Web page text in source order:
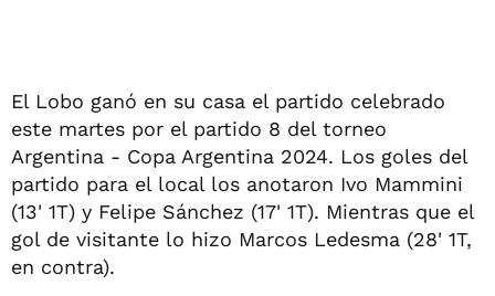
El Lobo ganó en su casa el partido celebrado
este martes por el partido 8 del torneo
Argentina - Copa Argentina 2024. Los goles del
partido para el local los anotaron Ivo Mammini
(13' 1T) y Felipe Sánchez (17' 1T). Mientras que el
gol de visitante lo hizo Marcos Ledesma (28' 1T,
en contra).